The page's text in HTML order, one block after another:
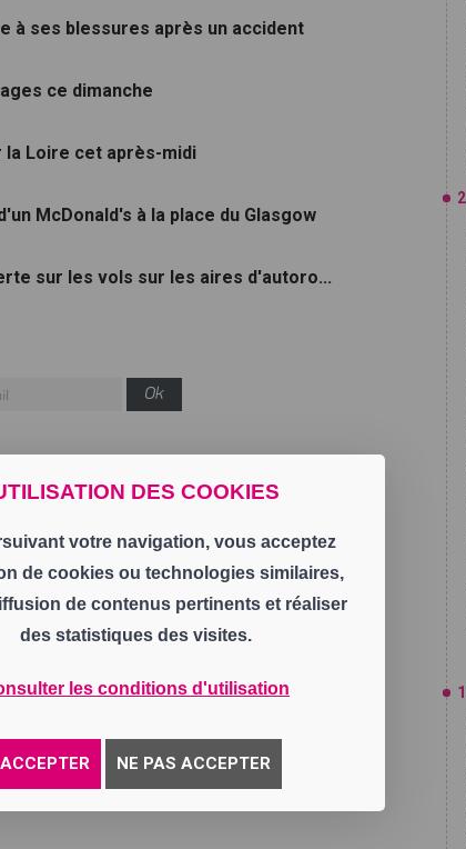
DES COOKIES
votre navigation, vous acceptez
de cookies ou technologies similaires,
de contenus pertinents et réaliser
des statistiques des visites.
les conditions d'utilisation
ACCEPTER NE PAS ACCEPTER
à ses blessures après un accident
ce dimanche
Loire cet après-midi
McDonald's à la place du Glasgow
sur les vols sur les aires d'autoro...
Ok